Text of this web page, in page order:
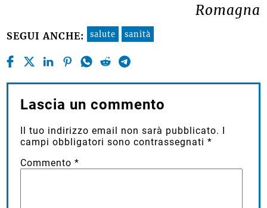
Romagna
SEGUI ANCHE: salute sanità
Lascia un commento
Il tuo indirizzo email non sarà pubblicato. I
campi obbligatori sono contrassegnati*
Commento*